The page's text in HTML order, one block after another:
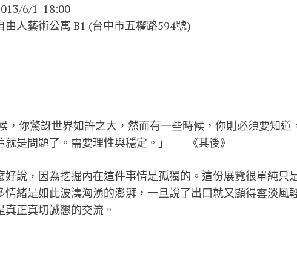
6/1 18:00
由人藝術公寓 B1 (台中市五權路594號)
，你驚訝世界如許之大，然而有一些時候，你則必須要知
就是問題了。需要理性與穩定。」——《其後》
好說，因為挖掘內在這件事情是孤獨的。這份展覽很單純只
情緒是如此波濤洶湧的澎湃，一旦說了出口就又顯得雲淡風
真正真切誠懇的交流。